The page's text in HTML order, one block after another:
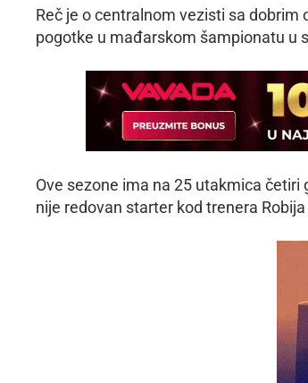
Reč je o centralnom vezisti sa dobrim
pogotke u mađarskom šampionatu u
Ove sezone ima na 25 utakmica
nije redovan starter kod trenera Robija